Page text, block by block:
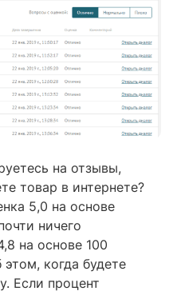
на отзывы,
товар в интернете?
5,0 на основе
ничего
на основе 100
когда будете
Если процент